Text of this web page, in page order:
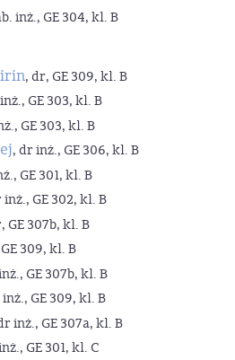
inż., GE 304, kl. B
, dr, GE 309, kl. B
GE 303, kl. B
GE 303, kl. B
, dr inż., GE 306, kl. B
GE 301, kl. B
inż., GE 302, kl. B
GE 307b, kl. B
309, kl. B
GE 307b, kl. B
GE 309, kl. B
inż., GE 307a, kl. B
GE 301, kl. C